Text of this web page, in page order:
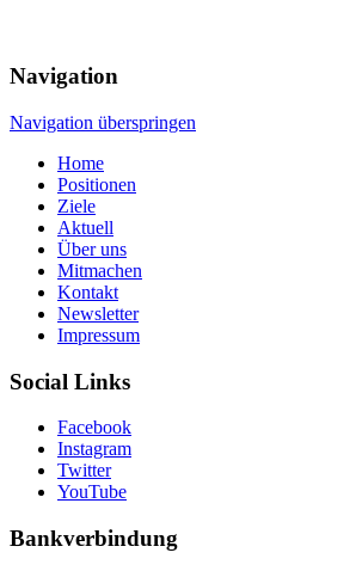
Navigation
Navigation überspringen
Home
Positionen
Ziele
Aktuell
Über uns
Mitmachen
Kontakt
Newsletter
Impressum
Social Links
Facebook
Instagram
Twitter
YouTube
Bankverbindung